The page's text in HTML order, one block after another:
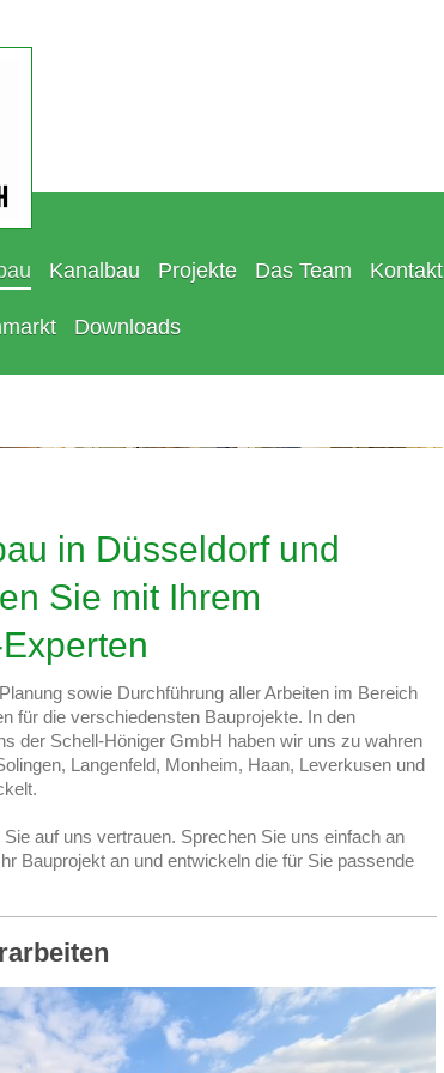
Kanalbau Projekte Das Team Kontakt
Downloads
,
in Düsseldorf und
Sie mit Ihrem
sowie Durchführung aller Arbeiten im Bereich
für die verschiedensten Bauprojekte. In den
der Schell-Höniger GmbH haben wir uns zu wahren
Langenfeld, Monheim, Haan, Leverkusen und
auf uns vertrauen. Sprechen Sie uns einfach an
Bauprojekt an und entwickeln die für Sie passende